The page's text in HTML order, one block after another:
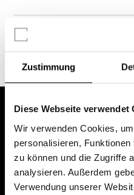
Zustimmung
Diese Webseite verwendet
Wir verwenden Cookies,
personalisieren,
zu können und die Zugriffe
analysieren. Außerdem
Verwendung unserer
Chancen & Risiken